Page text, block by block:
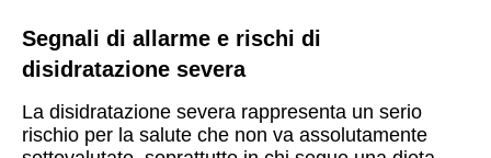
Segnali di allarme e rischi di
disidratazione severa
La disidratazione severa rappresenta un serio
rischio per la salute che non va assolutamente